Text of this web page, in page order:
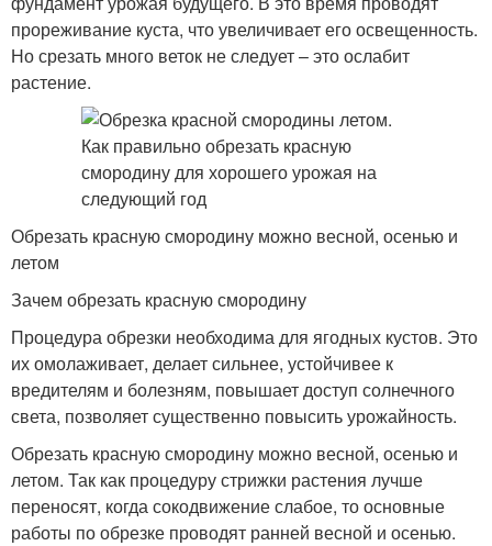
прореживание куста, что увеличивает его освещенность.
Но срезать много веток не следует – это ослабит
растение.
Обрезать красную смородину можно весной, осенью и
летом
Зачем обрезать красную смородину
Процедура обрезки необходима для ягодных кустов. Это
их омолаживает, делает сильнее, устойчивее к
вредителям и болезням, повышает доступ солнечного
света, позволяет существенно повысить урожайность.
Обрезать красную смородину можно весной, осенью и
летом. Так как процедуру стрижки растения лучше
переносят, когда сокодвижение слабое, то основные
работы по обрезке проводят ранней весной и осенью.